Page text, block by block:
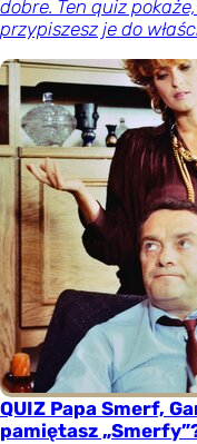
dobre. Ten quiz
przypiszesz je do
QUIZ Papa Smerf,
pamiętasz